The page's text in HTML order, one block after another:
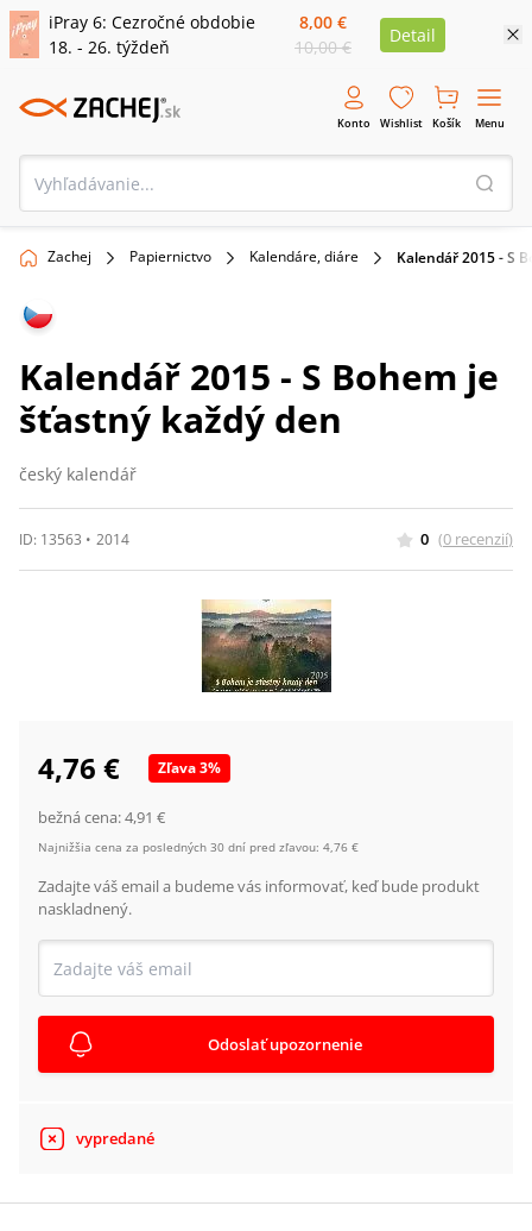
iPray 6: Cezročné obdobie
18. - 26. týždeň
8,00 €
10,00 €
Detail
Konto Wishlist Košík Menu
Zachej Papiernictvo Kalendáre, diáre Kalendář 2015 - S
Kalendář 2015 - S Bohem je
šťastný každý den
český kalendář
ID: 13563 • 2014 0 (0 recenzií)
4,76 € Zľava3%
bežná cena:4,91 €
Najnižšia cena za posledných 30 dní pred zľavou: 4,76 €
Zadajte váš email a budeme vás informovať, keď bude produkt
naskladnený.
Odoslať upozornenie
vypredané